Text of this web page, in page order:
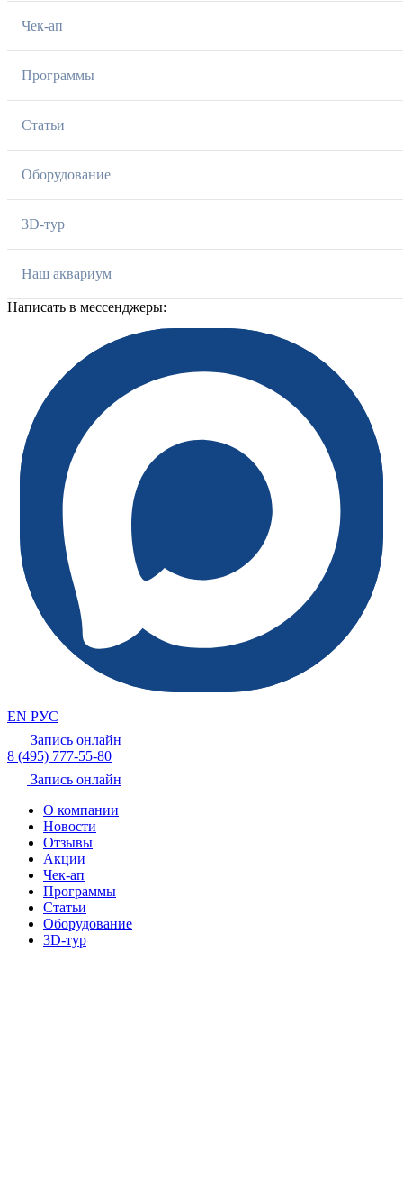
Чек-ап
Программы
Статьи
Оборудование
3D-тур
Наш аквариум
Написать в мессенджеры:
EN РУС
Запись онлайн
8 (495) 777-55-80
Запись онлайн
О компании
Новости
Отзывы
Акции
Чек-ап
Программы
Статьи
Оборудование
3D-тур